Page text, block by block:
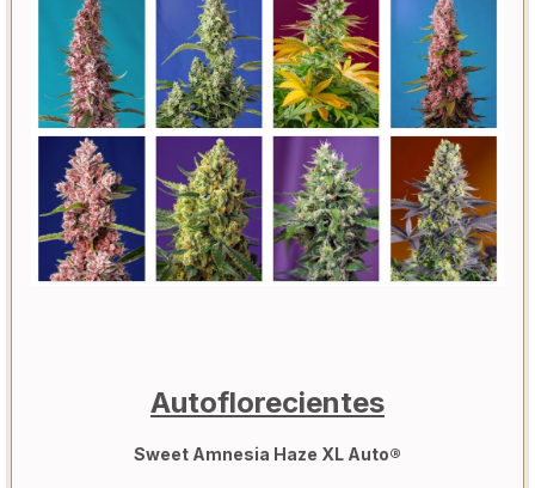
Autoflorecientes
Sweet Amnesia Haze XL Auto®